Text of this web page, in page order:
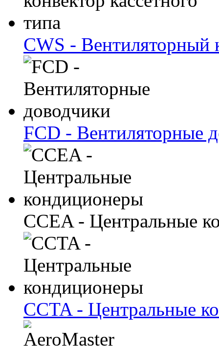
CWS - Вентиляторный
FCD - Вентиляторные
CCEA - Центральные
CCTA - Центральные